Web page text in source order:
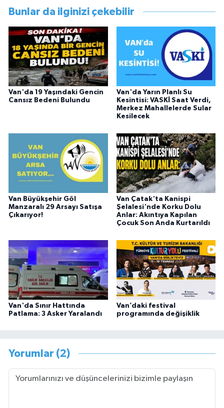
görevini yürütürken istifa edip sosyal medyayı
tercih etmiştir.
Bunlar da ilginizi çekebilir
Van'da 19 Yaşındaki Gencin
Cansız Bedeni Bulundu
Van'da Yarın Planlı Su
Kesintisi: VASKİ Saat Verdi,
Merkez Mahallelerde Sular
Kesilecek
Van Büyükşehir Göl
Manzaralı 29 Arsayı Satışa
Çıkarıyor!
Van Çatak'ta Kanispi
Şelalesi'nde Korku Dolu
Anlar: Akıntıya Kapılan
Çocuk Son Anda Kurtarıldı
Van'da Sınır Hattında
Patlama: 3 Asker Yaralandı
Van’daki festival
programında değişiklik
Yorumlar (2)